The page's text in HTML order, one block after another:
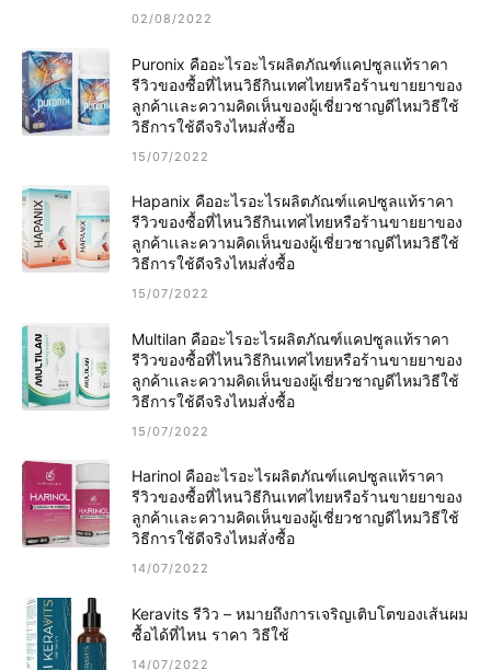
02/08/2022
Puronix คืออะไรอะไรผลิตภัณฑ์แคปซูลแท้ราคา
รีวิวของซื้อที่ไหนวิธีกินเทศไทยหรือร้านขายยาของ
ลูกค้าเเละความคิดเห็นของผู้เชี่ยวชาญดีไหมวิธีใช้
วิธีการใช้ดีจริงไหมสั่งซื้อ
15/07/2022
Hapanix คืออะไรอะไรผลิตภัณฑ์แคปซูลแท้ราคา
รีวิวของซื้อที่ไหนวิธีกินเทศไทยหรือร้านขายยาของ
ลูกค้าเเละความคิดเห็นของผู้เชี่ยวชาญดีไหมวิธีใช้
วิธีการใช้ดีจริงไหมสั่งซื้อ
15/07/2022
Multilan คืออะไรอะไรผลิตภัณฑ์แคปซูลแท้ราคา
รีวิวของซื้อที่ไหนวิธีกินเทศไทยหรือร้านขายยาของ
ลูกค้าเเละความคิดเห็นของผู้เชี่ยวชาญดีไหมวิธีใช้
วิธีการใช้ดีจริงไหมสั่งซื้อ
15/07/2022
Harinol คืออะไรอะไรผลิตภัณฑ์แคปซูลแท้ราคา
รีวิวของซื้อที่ไหนวิธีกินเทศไทยหรือร้านขายยาของ
ลูกค้าเเละความคิดเห็นของผู้เชี่ยวชาญดีไหมวิธีใช้
วิธีการใช้ดีจริงไหมสั่งซื้อ
14/07/2022
Keravits รีวิว – หมายถึงการเจริญเติบโตของเส้นผม
ซื้อได้ที่ไหน ราคา วิธีใช้
14/07/2022